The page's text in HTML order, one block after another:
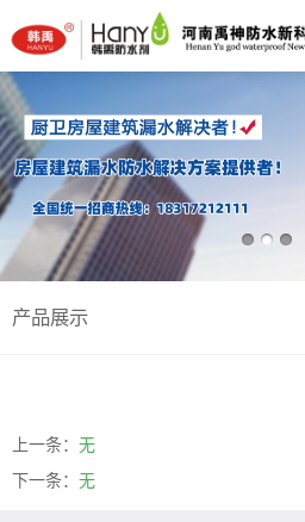
产品展示
上一条： 无
下一条： 无